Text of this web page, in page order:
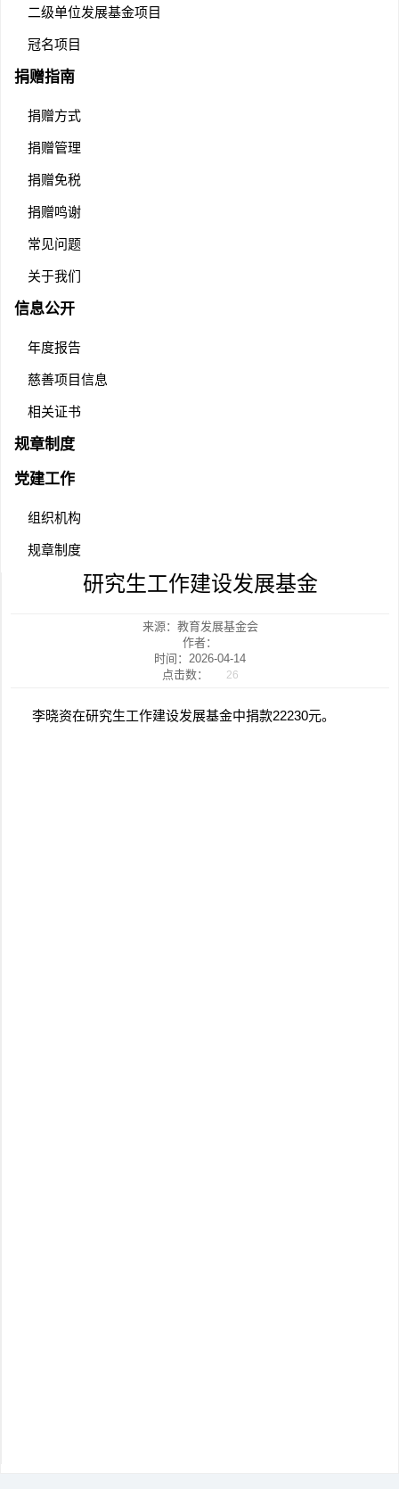
二级单位发展基金项目
冠名项目
捐赠指南
捐赠方式
捐赠管理
捐赠免税
捐赠鸣谢
常见问题
关于我们
信息公开
年度报告
慈善项目信息
相关证书
规章制度
党建工作
组织机构
规章制度
研究生工作建设发展基金
来源：教育发展基金会
作者：
时间：2026-04-14
点击数：
26
李晓资在研究生工作建设发展基金中捐款22230元。